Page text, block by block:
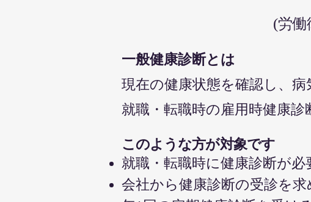
​(労働
一般健康診断とは
現在の健康状態を確認し、 病
就職・転職時の雇用時健康診
このような方が対象です
就職・転職時に健康診断が必
会社から健康診断の受診を